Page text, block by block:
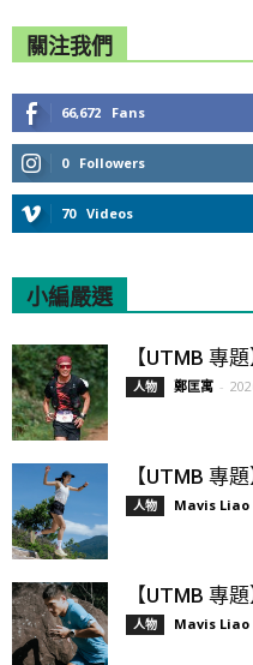
關注我們
66,672 Fans
0 Followers
70 Videos
小編嚴選
【UTMB 專
人物 鄭匡寓 -
【UTMB 專
人物 Mavis Liao
【UTMB 專
人物 Mavis Liao